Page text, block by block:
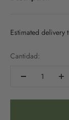
Estimated
Cantidad: